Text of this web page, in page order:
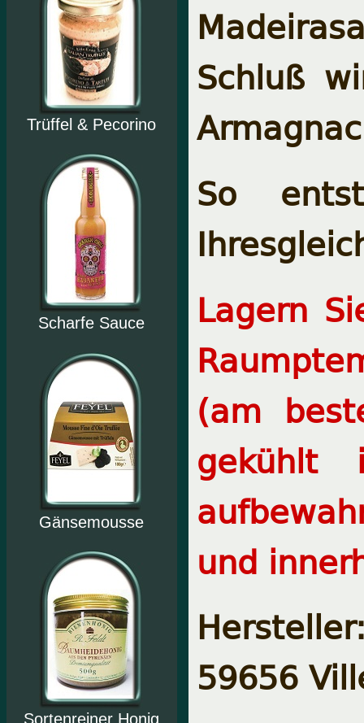
Trüffel & Pecorino
Scharfe Sauce
Gänsemousse
Sortenreiner Honig
Schluß
So
Lagern
(am
und
59656